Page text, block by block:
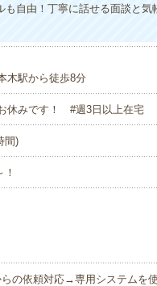
自由！丁寧に話せる面談と
木駅から徒歩8分
休みです！ #週3日以上在宅
間)
の依頼対応→専用システムを